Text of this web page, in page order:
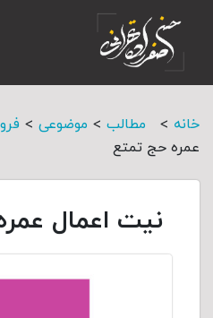
خانه > مطالب > موضوعی >
عمره حج تمتع
نیت اعمال